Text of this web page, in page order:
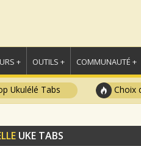
+ OUTILS + COMMUNAUTÉ +
Ukulélé Tabs Choix
UKE TABS